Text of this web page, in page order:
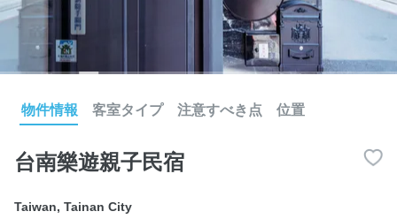
物件情報 客室タイプ 注意すべき点 位置
台南樂遊親子民宿
Taiwan, Tainan City